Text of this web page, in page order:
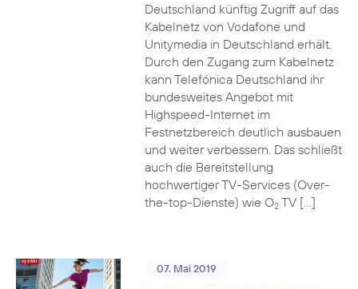
Deutschland künftig Zugriff auf das
Kabelnetz von Vodafone und
Unitymedia in Deutschland erhält.
Durch den Zugang zum Kabelnetz
kann Telefónica Deutschland ihr
bundesweites Angebot mit
Highspeed-Internet im
Festnetzbereich deutlich ausbauen
und weiter verbessern. Das schließt
auch die Bereitstellung
hochwertiger TV-Services (Over-
the-top-Dienste) wie O2TV […]
07. Mai 2019